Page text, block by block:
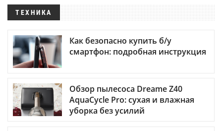
ТЕХНИКА
Как безопасно купить б/у
смартфон: подробная инструкция
Обзор пылесоса Dreame Z40
AquaCycle Pro: сухая и влажная
уборка без усилий